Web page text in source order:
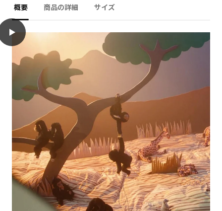
概要 商品の詳細 サイズ
play
SANDLÖPARE サンドローパレ ぬいぐるみ, チンパンジー/ブラッ